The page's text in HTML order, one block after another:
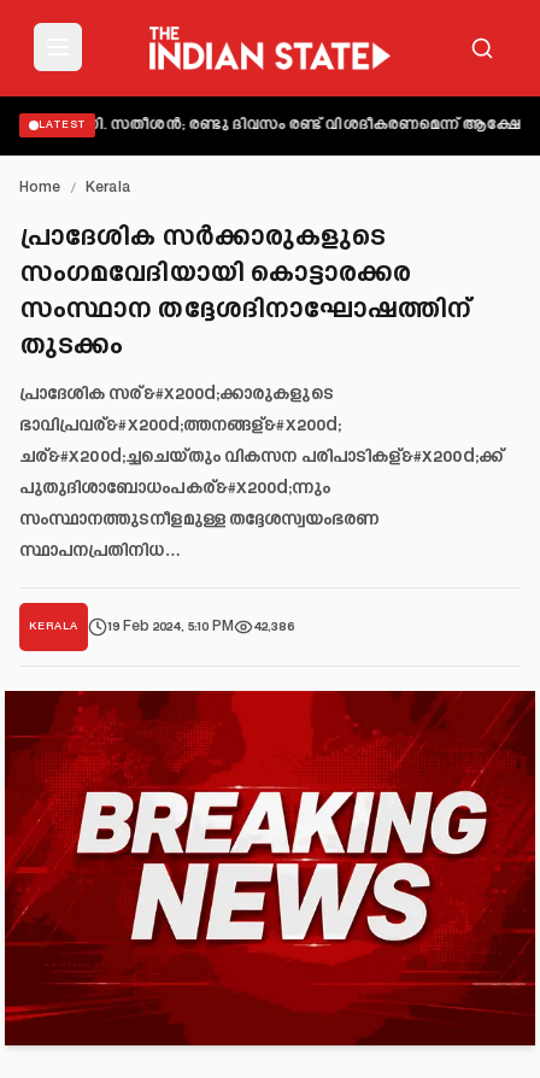
LATEST
വി.ഡി. സതീശൻ; രണ്ടു ദിവസം രണ്ട് വിശദീകരണമെന്ന് ആക്ഷേപം
Home / Kerala
പ്രാദേശിക സര്‍ക്കാരുകളുടെ
സംഗമവേദിയായി കൊട്ടാരക്കര
സംസ്ഥാന തദ്ദേശദിനാഘോഷത്തിന്
തുടക്കം
പ്രാദേശിക സര്&#x200d;ക്കാരുകളുടെ
ഭാവിപ്രവര്&#x200d;ത്തനങ്ങള്&#x200d;
ചര്&#x200d;ച്ചചെയ്തും വികസന പരിപാടികള്&#x200d;ക്ക്
പുതുദിശാബോധംപകര്&#x200d;ന്നും
സംസ്ഥാനത്തുടനീളമുള്ള തദ്ദേശസ്വയംഭരണ
സ്ഥാപനപ്രതിനിധ…
KERALA 19 Feb 2024, 5:10 PM 42,386